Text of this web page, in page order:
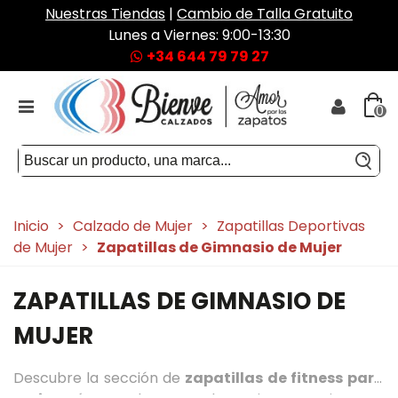
Nuestras Tiendas | Cambio de Talla Gratuito
Lunes a Viernes: 9:00-13:30
+34 644 79 79 27
0
Inicio > Calzado de Mujer > Zapatillas Deportivas
de Mujer > Zapatillas de Gimnasio de Mujer
ZAPATILLAS DE GIMNASIO DE
MUJER
Descubre la sección de zapatillas de fitness para